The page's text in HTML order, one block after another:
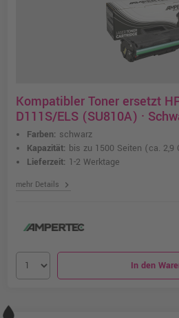
Kompatibler Toner ersetzt
D111S/ELS (SU810A) ·
Farben: schwarz
Kapazität: bis zu 1500 Seiten (ca. 2,9
Lieferzeit: 1-2 Werktage
mehr Details chevron_right
In den